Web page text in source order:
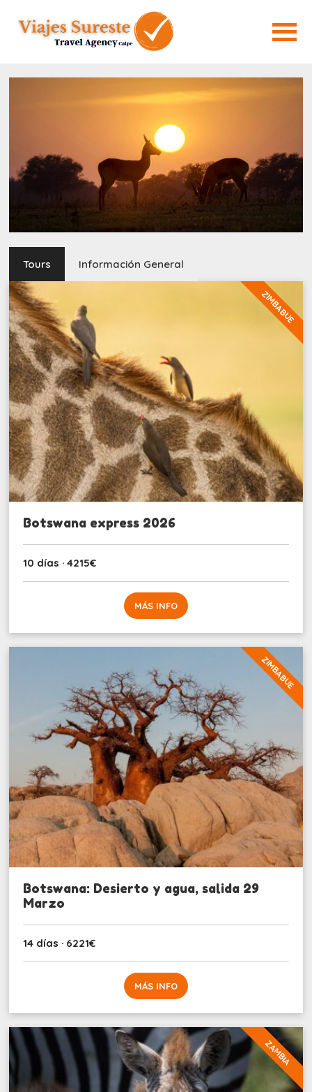
Tours Información General
ZIMBABUE
Botswana express 2026
10 días · 4215€
MÁS INFO
ZIMBABUE
Botswana: Desierto y agua, salida 29
Marzo
14 días · 6221€
MÁS INFO
ZAMBIA